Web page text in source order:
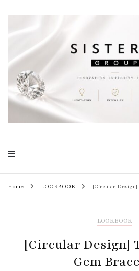
Sisterly
Positive Power Jewelry แหวนแต่งงาน เครื่องปร
Home LOOKBOOK [Circular Design]
LOOKBOOK
[Circular Design]
Gem